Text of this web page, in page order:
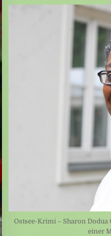
Ostsee-Krimi – Sharon
einer